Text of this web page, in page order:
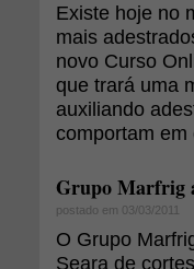
Existe hoje no
mais
novo Curso
que trará uma
auxiliando
comportam
Grupo Marfrig
postado em 03/03/2011
O Grupo
Seara de